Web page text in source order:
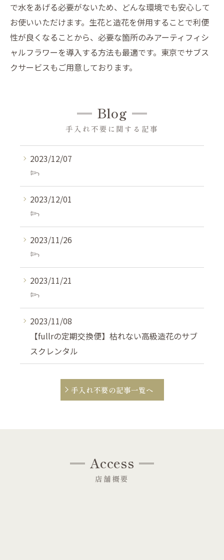
で水をあげる必要がないため、どんな環境でも安心して
お使いいただけます。生花と造花を併用することで利便
性が良くなることから、必要な箇所のみアーティフィシ
ャルフラワーを導入する方法も最適です。東京でサブス
クサービスもご用意しております。
Blog
手入れ不要に関する記事
2023/12/07
𓆸⁡⁡
2023/12/01
𓆸⁡⁡
2023/11/26
𓆸⁡⁡
2023/11/21
𓆸⁡⁡
2023/11/08
【fullrの定期交換便】枯れない高級造花のサブ
スクレンタル
手入れ不要の記事一覧へ
店舗概要
Access